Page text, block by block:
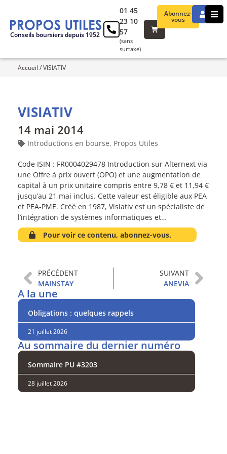
Conseils boursiers depuis 1952
Abonnez-
vous
01 45
23 10
57
(sans
surtaxe)
Accueil /VISIATIV
VISIATIV
14 mai 2014
Introductions en bourse, Propos Utiles
Code ISIN : FR0004029478 Introduction sur Alternext via
une Offre à prix ouvert (OPO) et une augmentation de
capital à un prix unitaire compris entre 9,78 € et 11,94 €
jusqu’au 21 mai inclus. Cette valeur est éligible aux PEA
et PEA-PME. Créé en 1987, Visiativ est un spécialiste de
l’intégration de systèmes informatiques et…
Pour voir ce contenu, abonnez-vous.
PRÉCÉDENT
MAINSTAY
SUIVANT
ANEVIA
A la une
Obligations : quelques rappels
21 juillet 2026
Au sommaire du dernier numéro
Sommaire PU #3203
28 juillet 2026